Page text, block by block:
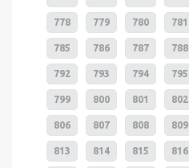
778 779 780 781
785 786 787 788
792 793 794 795
799 800 801 802
806 807 808 809
813 814 815 816